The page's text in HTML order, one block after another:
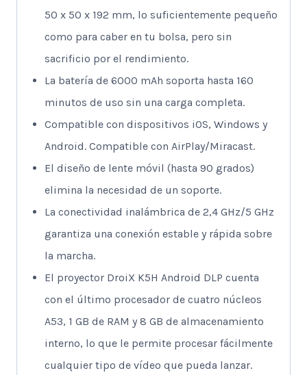
50 x 50 x 192 mm, lo suficientemente pequeño
como para caber en tu bolsa, pero sin
sacrificio por el rendimiento.
La batería de 6000 mAh soporta hasta 160
minutos de uso sin una carga completa.
Compatible con dispositivos iOS, Windows y
Android. Compatible con AirPlay/Miracast.
El diseño de lente móvil (hasta 90 grados)
elimina la necesidad de un soporte.
La conectividad inalámbrica de 2,4 GHz/5 GHz
garantiza una conexión estable y rápida sobre
la marcha.
El proyector DroiX K5H Android DLP cuenta
con el último procesador de cuatro núcleos
A53, 1 GB de RAM y 8 GB de almacenamiento
interno, lo que le permite procesar fácilmente
cualquier tipo de vídeo que pueda lanzar.